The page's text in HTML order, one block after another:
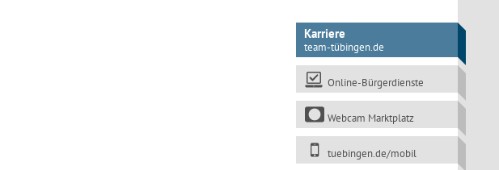
Karriere
team-tübingen.de
Online-Bürgerdienste
Webcam Marktplatz
tuebingen.de/mobil